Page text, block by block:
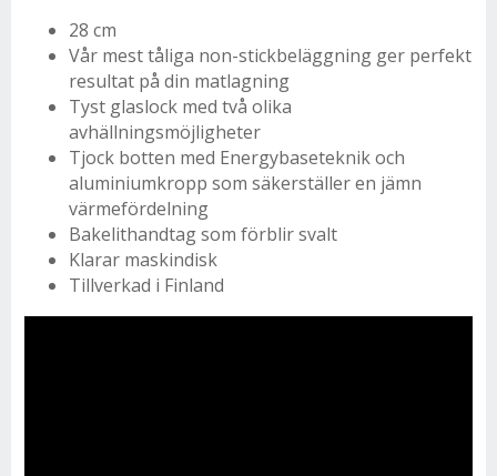
28 cm
Vår mest tåliga non-stickbeläggning ger perfekt
resultat på din matlagning
Tyst glaslock med två olika
avhällningsmöjligheter
Tjock botten med Energybaseteknik och
aluminiumkropp som säkerställer en jämn
värmefördelning
Bakelithandtag som förblir svalt
Klarar maskindisk
Tillverkad i Finland